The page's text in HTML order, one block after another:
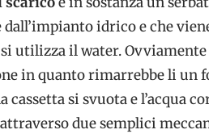
dall’impianto idrico e che
utilizza il water.
in quanto rimarrebbe li un
cassetta si svuota e l’acqua
due semplici